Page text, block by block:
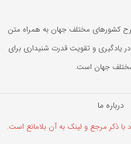
کشورهای مختلف جهان به همراه متن
و تقویت قدرت شنیداری برای
مختلف جهان است.
درباره ما
ذکر مرجع و لینک به آن بلامانع است.